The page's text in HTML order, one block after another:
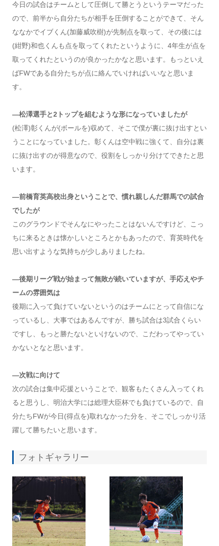
今日の試合はチームとして圧倒して勝とうというテーマだった
ので、前半から自分たちが相手を圧倒することができて、そん
ななかでイブくん(加藤威吹樹)が先制点を取って、その後には
(紺野)和也くんも点を取ってくれたというように、4年生が点を
取ってくれたというのが良かったかなと思います。もっといえ
ばFWである自分たちが点に絡んでいければいいなと思いま
す。
—松澤選手と2トップを組むような形になっていましたが
(松澤)彰くんが(ボールを)収めて、そこで僕が裏に抜け出すとい
うことになっていました。彰くんは空中戦に強くて、自分は裏
に抜け出すのが得意なので、役割をしっかり分けてできたと思
います。
—前橋育英高校出身ということで、慣れ親しんだ群馬での試合
でしたが
このグラウンドでそんなにやったことはないんですけど、こっ
ちに来るときは懐かしいところとかもあったので、育英時代を
思い出すような気持ちが少しありましたね。
—後期リーグ戦が始まって無敗が続いていますが、手応えやチ
ームの雰囲気は
後期に入って負けていないというのはチームにとって自信にな
っているし、大事ではあるんですが、勝ち試合は3試合くらい
ですし、もっと勝たないといけないので、こだわってやってい
かないとなと思います。
—次戦に向けて
次の試合は集中応援ということで、観客もたくさん入ってくれ
ると思うし、明治大学には総理大臣杯でも負けているので、自
分たちFWが今日(得点を)取れなかった分を、そこでしっかり活
躍して勝ちたいと思います。
フォトギャラリー